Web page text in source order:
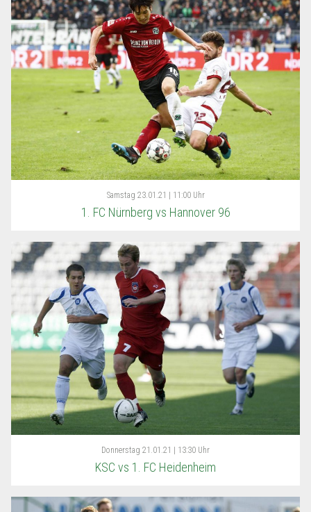
Samstag 23.01.21 | 11:00 Uhr
1. FC Nürnberg vs Hannover 96
Donnerstag 21.01.21 | 13:30 Uhr
KSC vs 1. FC Heidenheim